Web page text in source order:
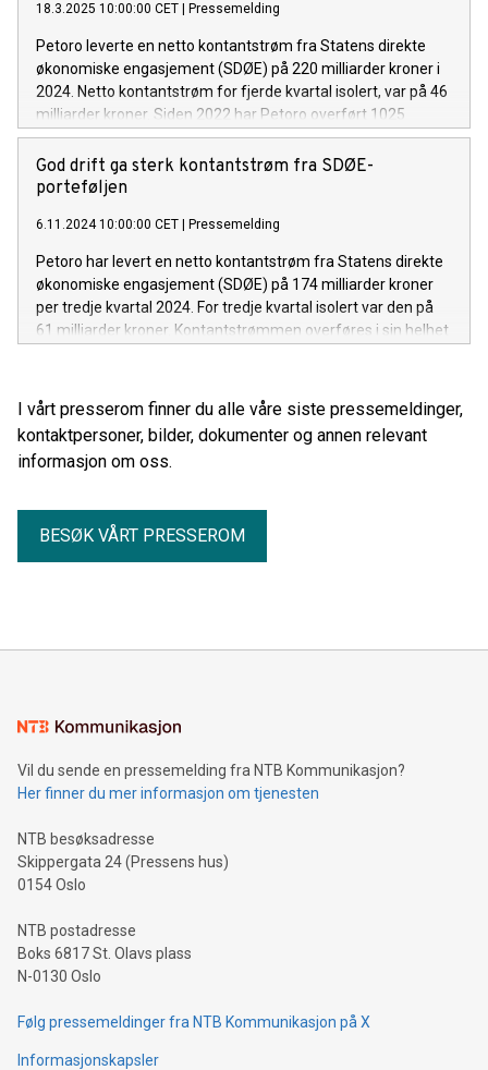
18.3.2025 10:00:00 CET Pressemelding
Petoro leverte en netto kontantstrøm fra Statens direkte
økonomiske engasjement (SDØE) på 220 milliarder kroner i
2024. Netto kontantstrøm for fjerde kvartal isolert, var på 46
milliarder kroner. Siden 2022 har Petoro overført 1025
milliarder kroner fra SDØE til staten.
God drift ga sterk kontantstrøm fra SDØE-
porteføljen
6.11.2024 10:00:00 CET Pressemelding
Petoro har levert en netto kontantstrøm fra Statens direkte
økonomiske engasjement (SDØE) på 174 milliarder kroner
per tredje kvartal 2024. For tredje kvartal isolert var den på
61 milliarder kroner. Kontantstrømmen overføres i sin helhet
I vårt presserom finner du alle våre siste pressemeldinger,
kontaktpersoner, bilder, dokumenter og annen relevant
informasjon om oss.
BESØK VÅRT PRESSEROM
Vil du sende en pressemelding fra NTB Kommunikasjon?
Her finner du mer informasjon om tjenesten
NTB besøksadresse
Skippergata 24 (Pressens hus)
0154 Oslo
NTB postadresse
Boks 6817 St. Olavs plass
N-0130 Oslo
Følg pressemeldinger fra NTB Kommunikasjon på X
Informasjonskapsler